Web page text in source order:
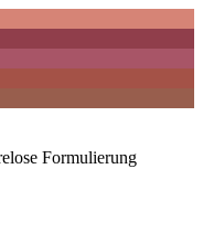
Formulierung